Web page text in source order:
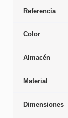
Referencia
Color
Almacén
Material
Dimensiones